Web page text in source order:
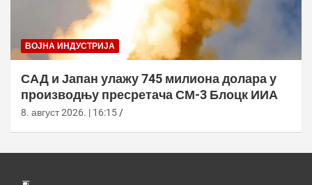
ВОЈНА ИНДУСТРИЈА
САД и Јапан улажу 745 милиона долара у
производњу пресретача СМ-3 Блоцк ИИА
8. август 2026. | 16:15